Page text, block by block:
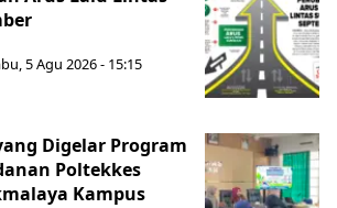
5 Agu 2026 - 15:15
Digelar Program
Poltekkes
Kampus